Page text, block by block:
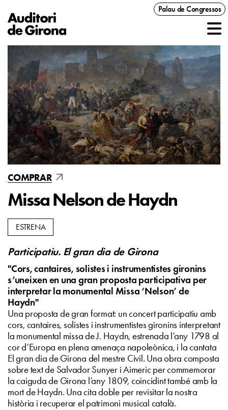
Palau de Congressos
COMPRAR arrow_outward
Missa Nelson de Haydn
ESTRENA
Participatiu. El gran dia de Girona
"Cors, cantaires, solistes i instrumentistes gironins
s’uneixen en una gran proposta participativa per
interpretar la monumental Missa ‘Nelson’ de
Haydn"
Una proposta de gran format: un concert participatiu amb
cors, cantaires, solistes i instrumentistes gironins interpretant
la monumental missa de J. Haydn, estrenada l’any 1798 al
cor d’Europa en plena amenaça napoleònica, i la cantata
El gran dia de Girona del mestre Civil. Una obra composta
sobre text de Salvador Sunyer i Aimeric per commemorar
la caiguda de Girona l’any 1809, coincidint també amb la
mort de Haydn. Una cita doble per revisitar la nostra
història i recuperar el patrimoni musical català.